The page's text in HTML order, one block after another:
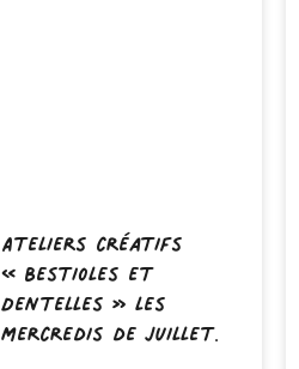
Ateliers créatifs
« Bestioles et
Dentelles » les
mercredis de juillet.